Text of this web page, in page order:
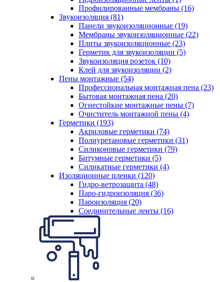
Профилированные мембраны (16)
Звукоизоляция (81)
Панели звукоизоляционные (19)
Мембраны звукоизоляционные (22)
Плиты звукоизоляционные (23)
Герметик для звукоизоляции (5)
Звукоизоляция розеток (10)
Клей для звукоизоляции (2)
Пены монтажные (54)
Профессиональная монтажная пена (23)
Бытовая монтажная пена (20)
Огнестойкие монтажные пены (7)
Очиститель монтажной пены (4)
Герметики (193)
Акриловые герметики (74)
Полиуретановые герметики (31)
Силиконовые герметики (79)
Битумные герметики (5)
Силикатные герметики (4)
Изоляционные пленки (120)
Гидро-ветрозащита (48)
Паро-гидроизоляция (36)
Пароизоляция (20)
Соединительные ленты (16)